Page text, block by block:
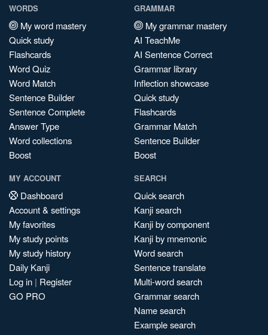
WORDS
My word mastery
Quick study
Flashcards
Word Quiz
Word Match
Sentence Builder
Sentence Complete
Answer Type
Word collections
Boost
GRAMMAR
My grammar mastery
AI TeachMe
AI Sentence Correct
Grammar library
Inflection showcase
Quick study
Flashcards
Grammar Match
Sentence Builder
Boost
MY ACCOUNT
Dashboard
Account & settings
My favorites
My study points
My study history
Daily Kanji
Log in | Register
GO PRO
SEARCH
Quick search
Kanji search
Kanji by component
Kanji by mnemonic
Word search
Sentence translate
Multi-word search
Grammar search
Name search
Example search